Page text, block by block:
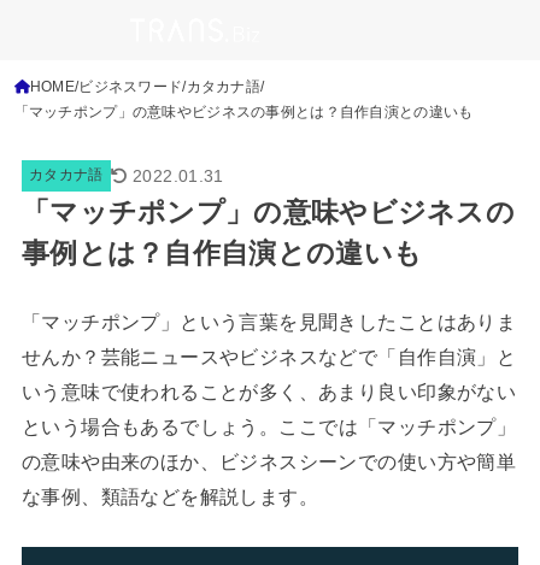
HOME ビジネスワード カタカナ語
「マッチポンプ」の意味やビジネスの事例とは？自作自演との違いも
カタカナ語 2022.01.31
「マッチポンプ」の意味やビジネスの
事例とは？自作自演との違いも
「マッチポンプ」という言葉を見聞きしたことはありま
せんか？芸能ニュースやビジネスなどで「自作自演」と
いう意味で使われることが多く、あまり良い印象がない
という場合もあるでしょう。 ここでは「マッチポンプ」
の意味や由来のほか、ビジネスシーンでの使い方や簡単
な事例、類語などを解説します。